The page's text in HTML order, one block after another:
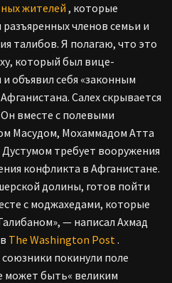
жителей , которые
членов семьи и
талибов. Я полагаю, что это
который был вице-
объявил себя «законным
Салех скрывается
вместе с полевыми
Масудом, Мохаммадом Атта
требует вооружения
конфликта в Афганистане.
долины, готов пойти
с моджахедами, которые
— написал Ахмад
The Washington Post.
покинули поле
может быть« великим